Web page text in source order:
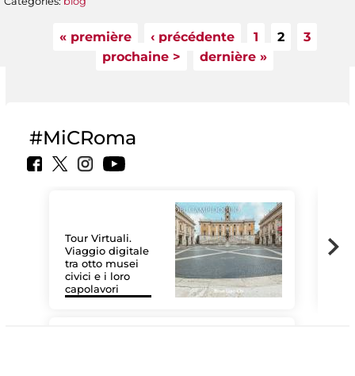
« première ‹ précédente 1 2
3
prochaine >
dernière »
#MiCRoma
Tour Virtuali.
Viaggio digitale
tra otto musei
civici e i loro
capolavori